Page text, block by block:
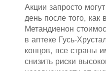
Акции запросто
день после того, как
Метандиенон
в аптеке Гусь-
концов, все страны
снизить риски